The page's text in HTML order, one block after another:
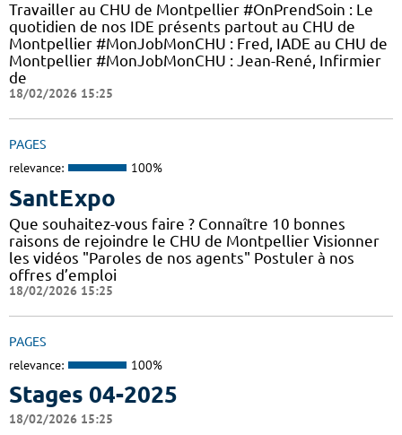
Travailler au CHU de Montpellier #OnPrendSoin : Le
quotidien de nos IDE présents partout au CHU de
Montpellier #MonJobMonCHU : Fred, IADE au CHU de
Montpellier #MonJobMonCHU : Jean-René, Infirmier
de
18/02/2026 15:25
PAGES
relevance: 100%
SantExpo
Que souhaitez-vous faire ? Connaître 10 bonnes
raisons de rejoindre le CHU de Montpellier Visionner
les vidéos "Paroles de nos agents" Postuler à nos
offres d’emploi
18/02/2026 15:25
PAGES
relevance: 100%
Stages 04-2025
18/02/2026 15:25